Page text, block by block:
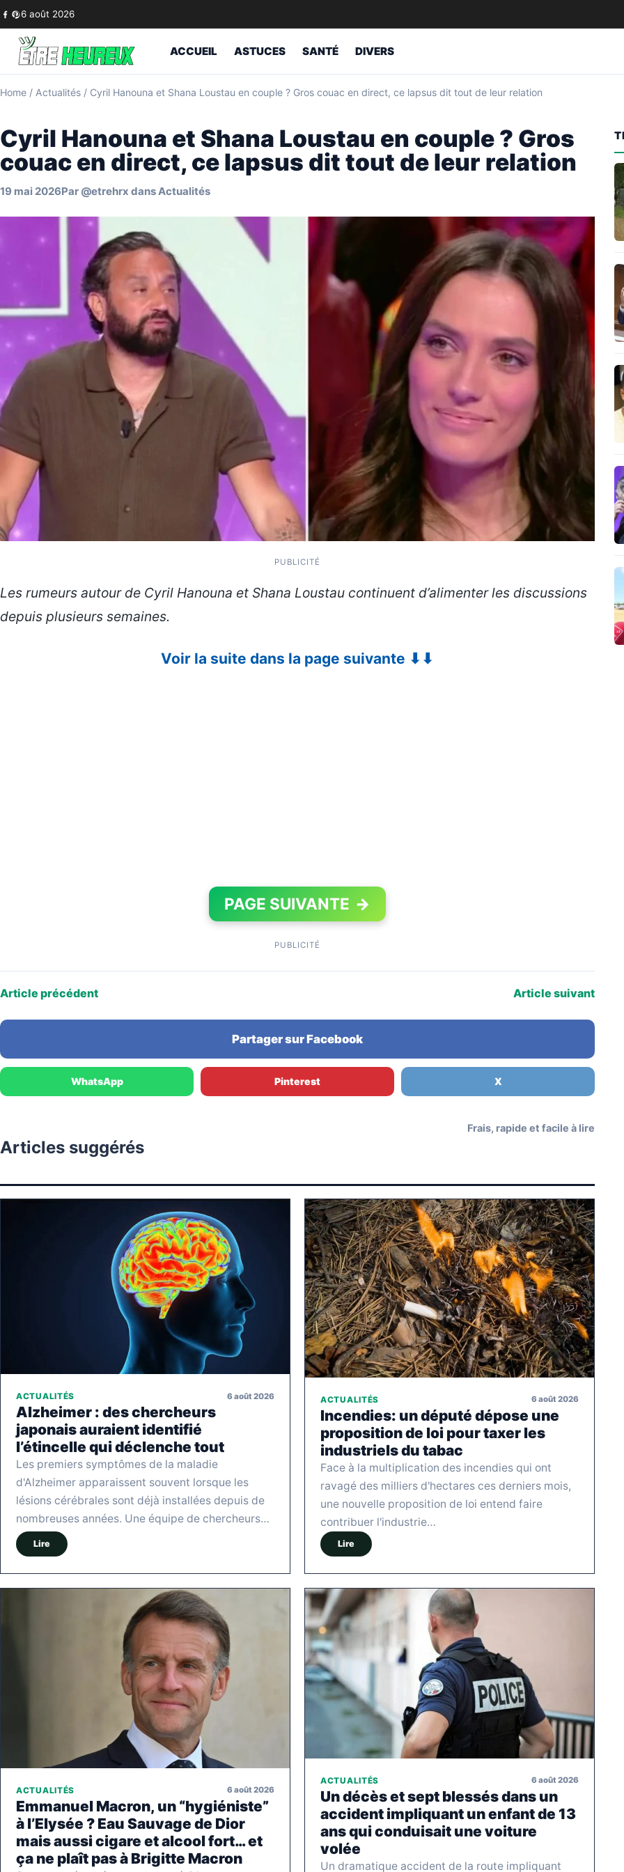
Skip to content
6 août 2026
ACCUEIL ASTUCES SANTÉ DIVERS
Home / Actualités / Cyril Hanouna et Shana Loustau en couple ? Gros couac en direct, ce lapsus dit tout de leur relation
Cyril Hanouna et Shana Loustau en couple ? Gros
couac en direct, ce lapsus dit tout de leur relation
19 mai 2026Par @etrehrx dansActualités
PUBLICITÉ
Les rumeurs autour de Cyril Hanouna et Shana Loustau continuent d’alimenter les discussions
depuis plusieurs semaines.
Voir la suite dans la page suivante ⬇⬇
PAGE SUIVANTE →
PUBLICITÉ
Article précédent Article suivant
Partager sur Facebook
WhatsApp Pinterest X
Articles suggérés
Frais, rapide et facile à lire
ACTUALITÉS 6 août 2026
Alzheimer : des chercheurs
japonais auraient identifié
l’étincelle qui déclenche tout
Les premiers symptômes de la maladie
d'Alzheimer apparaissent souvent lorsque les
lésions cérébrales sont déjà installées depuis de
nombreuses années. Une équipe de chercheurs…
Lire
ACTUALITÉS 6 août 2026
Incendies: un député dépose une
proposition de loi pour taxer les
industriels du tabac
Face à la multiplication des incendies qui ont
ravagé des milliers d'hectares ces derniers mois,
une nouvelle proposition de loi entend faire
contribuer l'industrie…
Lire
ACTUALITÉS 6 août 2026
Emmanuel Macron, un “hygiéniste”
à l’Elysée ? Eau Sauvage de Dior
mais aussi cigare et alcool fort… et
ça ne plaît pas à Brigitte Macron
ACTUALITÉS 6 août 2026
Un décès et sept blessés dans un
accident impliquant un enfant de 13
ans qui conduisait une voiture
volée
Un dramatique accident de la route impliquant